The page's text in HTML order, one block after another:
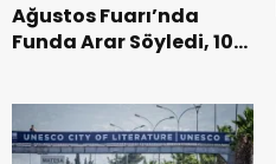
Ağustos Fuarı’nda
Funda Arar Söyledi, 100